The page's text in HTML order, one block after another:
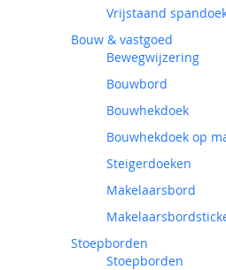
Vrijstaand
Bouw & vastgoed
Bewegwijzering
Bouwbord
Bouwhekdoek
Bouwhekdoek op
Steigerdoeken
Makelaarsbord
Stoepborden
Stoepborden